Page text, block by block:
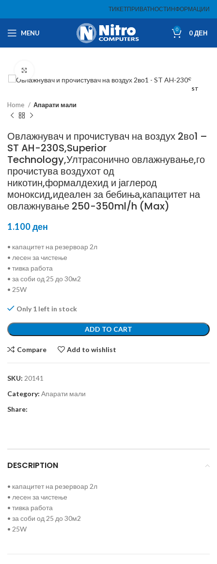
ТИКЕТПРИВАТНОСТИНФОРМАЦИИ
MENU 0 0ДЕН
ST
Home Апарати мали
Овлажнувач и прочистувач на воздух 2во1 –
ST AH-230S,Superior
Technology,Ултрасонично овлажнување,го
прочистува воздухот од
никотин,формалдехид и јаглерод
моноксид,идеален за бебиња,капацитет на
овлажнување 250-350ml/h (Max)
1.100ден
• капацитет на резервоар 2л
• лесен за чистење
• тивка работа
• за соби од 25 до 30м2
• 25W
Only 1 left in stock
ADD TO CART
Compare Add to wishlist
SKU: 20141
Category: Апарати мали
Share:
DESCRIPTION
• капацитет на резервоар 2л
• лесен за чистење
• тивка работа
• за соби од 25 до 30м2
• 25W